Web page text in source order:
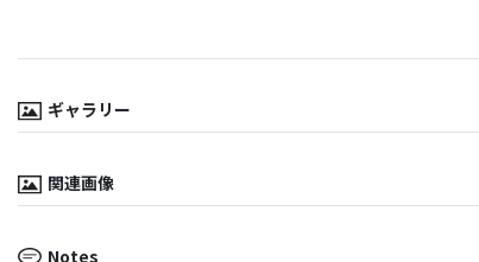
ギャラリー
関連画像
Notes